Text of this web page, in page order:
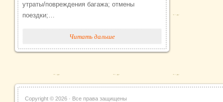
утраты/повреждения багажа; отмены
поездки;…
Читать дальше
Copyright © 2026 · Все права защищены